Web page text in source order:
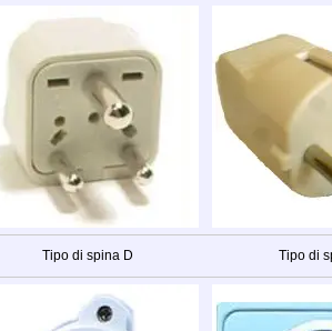
Tipo di spina D Tipo di